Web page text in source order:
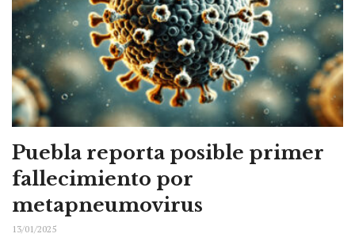
Puebla reporta posible primer
fallecimiento por
metapneumovirus
13/01/2025